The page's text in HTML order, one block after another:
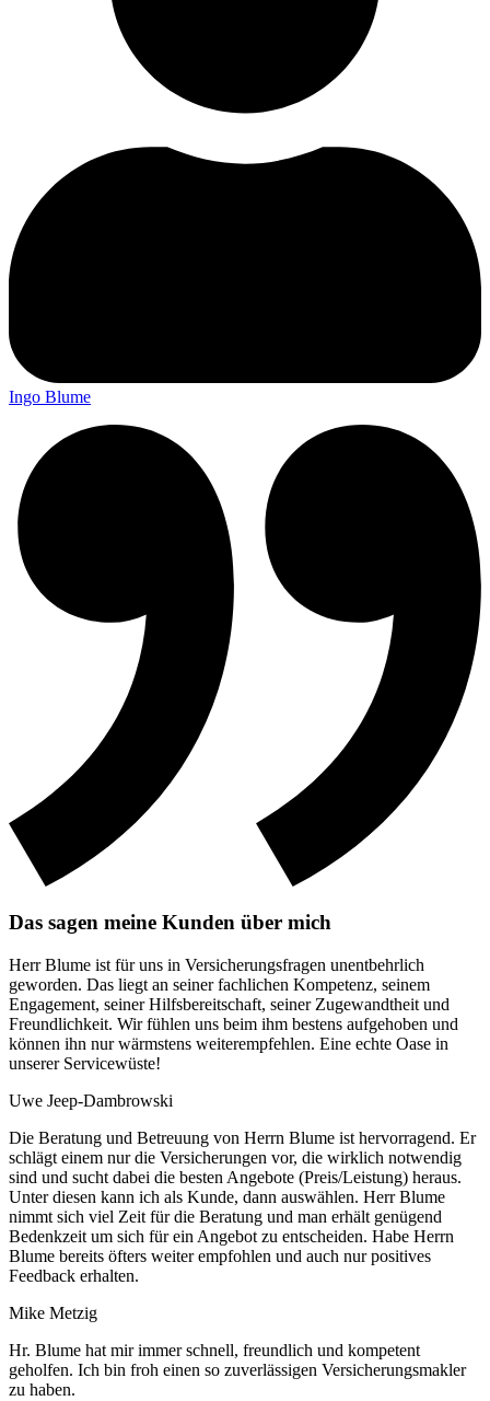
Ingo Blume
Das sagen meine Kunden über mich
Herr Blume ist für uns in Versicherungsfragen unentbehrlich
geworden. Das liegt an seiner fachlichen Kompetenz, seinem
Engagement, seiner Hilfsbereitschaft, seiner Zugewandtheit und
Freundlichkeit. Wir fühlen uns beim ihm bestens aufgehoben und
können ihn nur wärmstens weiterempfehlen. Eine echte Oase in
unserer Servicewüste!
Uwe Jeep-Dambrowski
Die Beratung und Betreuung von Herrn Blume ist hervorragend. Er
schlägt einem nur die Versicherungen vor, die wirklich notwendig
sind und sucht dabei die besten Angebote (Preis/Leistung) heraus.
Unter diesen kann ich als Kunde, dann auswählen. Herr Blume
nimmt sich viel Zeit für die Beratung und man erhält genügend
Bedenkzeit um sich für ein Angebot zu entscheiden. Habe Herrn
Blume bereits öfters weiter empfohlen und auch nur positives
Feedback erhalten.
Mike Metzig
Hr. Blume hat mir immer schnell, freundlich und kompetent
geholfen. Ich bin froh einen so zuverlässigen Versicherungsmakler
zu haben.